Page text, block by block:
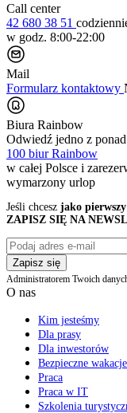
Call center
42 680 38 51
w godz. 8:00-22:00
Mail
Formularz kontaktowy
Biura Rainbow
Odwiedź jedno z ponad
100 biur Rainbow
w całej Polsce i
wymarzony urlop
Jeśli chcesz jako
ZAPISZ SIĘ NA
Zapisz się
Administratorem Twoich
O nas
Kim jesteśmy
Dla prasy
Dla inwestorów
Bezpieczne wakacje
Praca
Praca w IT
Szkolenia